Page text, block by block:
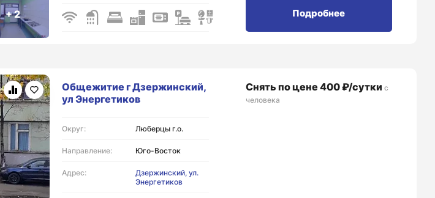
+ 2 Подробнее
Общежитие г Дзержинский,
ул Энергетиков
Округ: Люберцы г.о.
Направление: Юго-Восток
Адрес:
Дзержинский, ул.
Энергетиков
Снять по цене 400 ₽/сутки с
человека